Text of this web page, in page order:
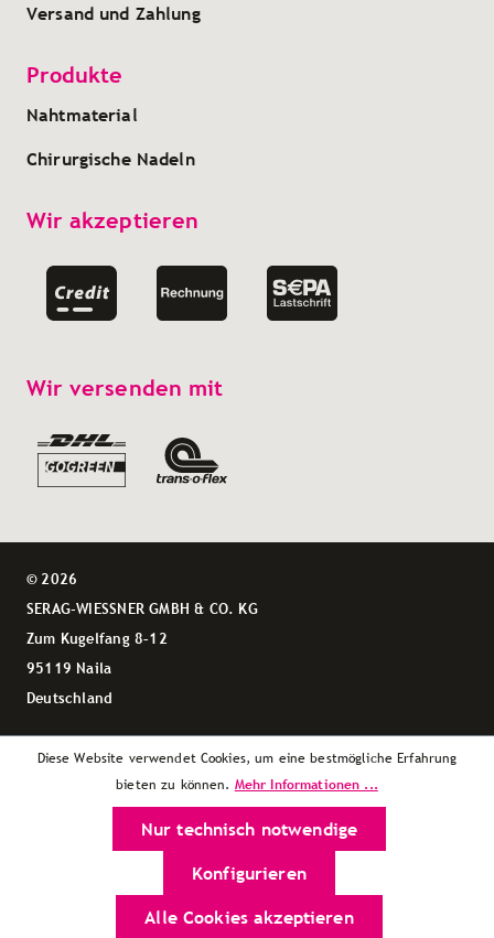
Versand und Zahlung
Produkte
Nahtmaterial
Chirurgische Nadeln
Wir akzeptieren
Wir versenden mit
© 2026
SERAG-WIESSNER GMBH & CO. KG
Zum Kugelfang 8–12
95119 Naila
Deutschland
Diese Website verwendet Cookies, um eine bestmögliche Erfahrung
bieten zu können. Mehr Informationen ...
Nur technisch notwendige
Konfigurieren
Alle Cookies akzeptieren